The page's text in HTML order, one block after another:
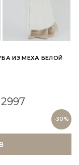
ИЗ МЕХА БЕЛОЙ
-30%